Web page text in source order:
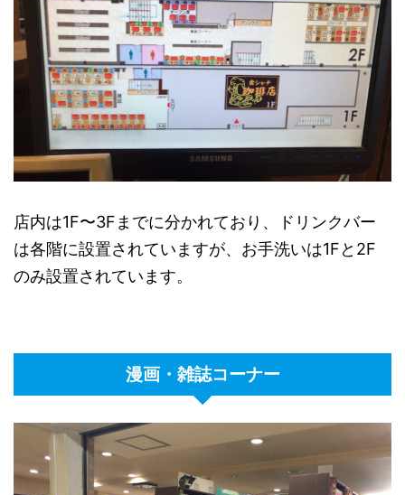
店内は1F〜3Fまでに分かれており、ドリンクバー
は各階に設置されていますが、お手洗いは1Fと2F
のみ設置されています。
漫画・雑誌コーナー